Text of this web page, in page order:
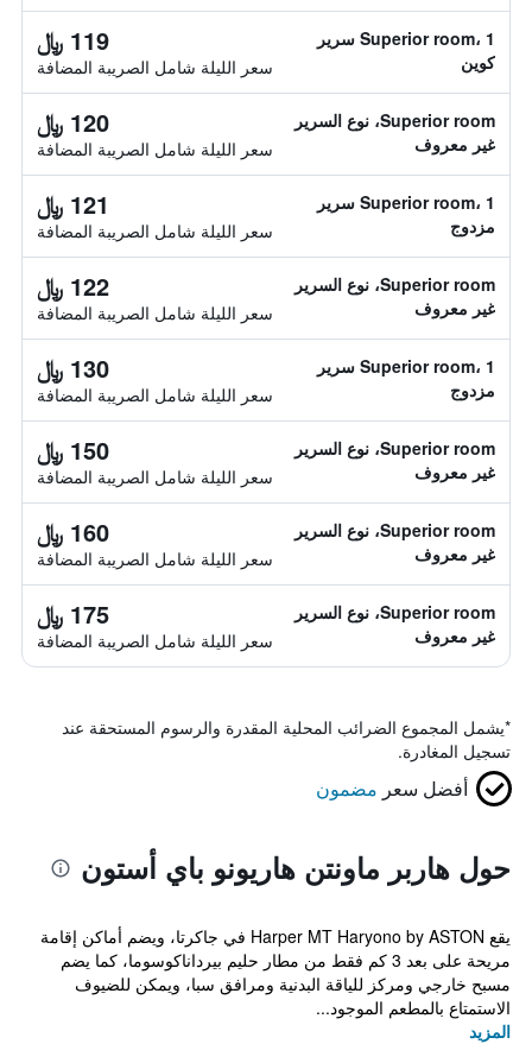
Superior room، 1 سرير
كوين
119 ﷼
سعر الليلة شامل الصريبة المضافة
Superior room، نوع السرير
غير معروف
120 ﷼
سعر الليلة شامل الصريبة المضافة
Superior room، 1 سرير
مزدوج
121 ﷼
سعر الليلة شامل الصريبة المضافة
Superior room، نوع السرير
غير معروف
122 ﷼
سعر الليلة شامل الصريبة المضافة
Superior room، 1 سرير
مزدوج
130 ﷼
سعر الليلة شامل الصريبة المضافة
Superior room، نوع السرير
غير معروف
150 ﷼
سعر الليلة شامل الصريبة المضافة
Superior room، نوع السرير
غير معروف
160 ﷼
سعر الليلة شامل الصريبة المضافة
Superior room، نوع السرير
غير معروف
175 ﷼
سعر الليلة شامل الصريبة المضافة
*يشمل المجموع الضرائب المحلية المقدرة والرسوم المستحقة عند
تسجيل المغادرة.
أفضل سعر مضمون
حول هاربر ماونتن هاريونو باي أستون
يقع Harper MT Haryono by ASTON في جاكرتا، ويضم أماكن إقامة
مريحة على بعد 3 كم فقط من مطار حليم بيرداناكوسوما، كما يضم
مسبح خارجي ومركز للياقة البدنية ومرافق سبا، ويمكن للضيوف
الاستمتاع بالمطعم الموجود...
المزيد